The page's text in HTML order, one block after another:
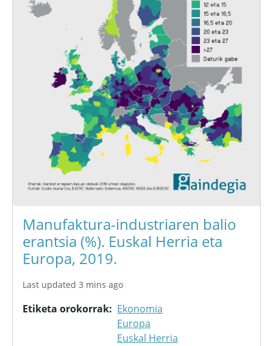
Manufaktura-industriaren balio
erantsia (%). Euskal Herria eta
Europa, 2019.
Last updated 3 mins ago
Etiketa orokorrak
Ekonomia
Europa
Euskal Herria